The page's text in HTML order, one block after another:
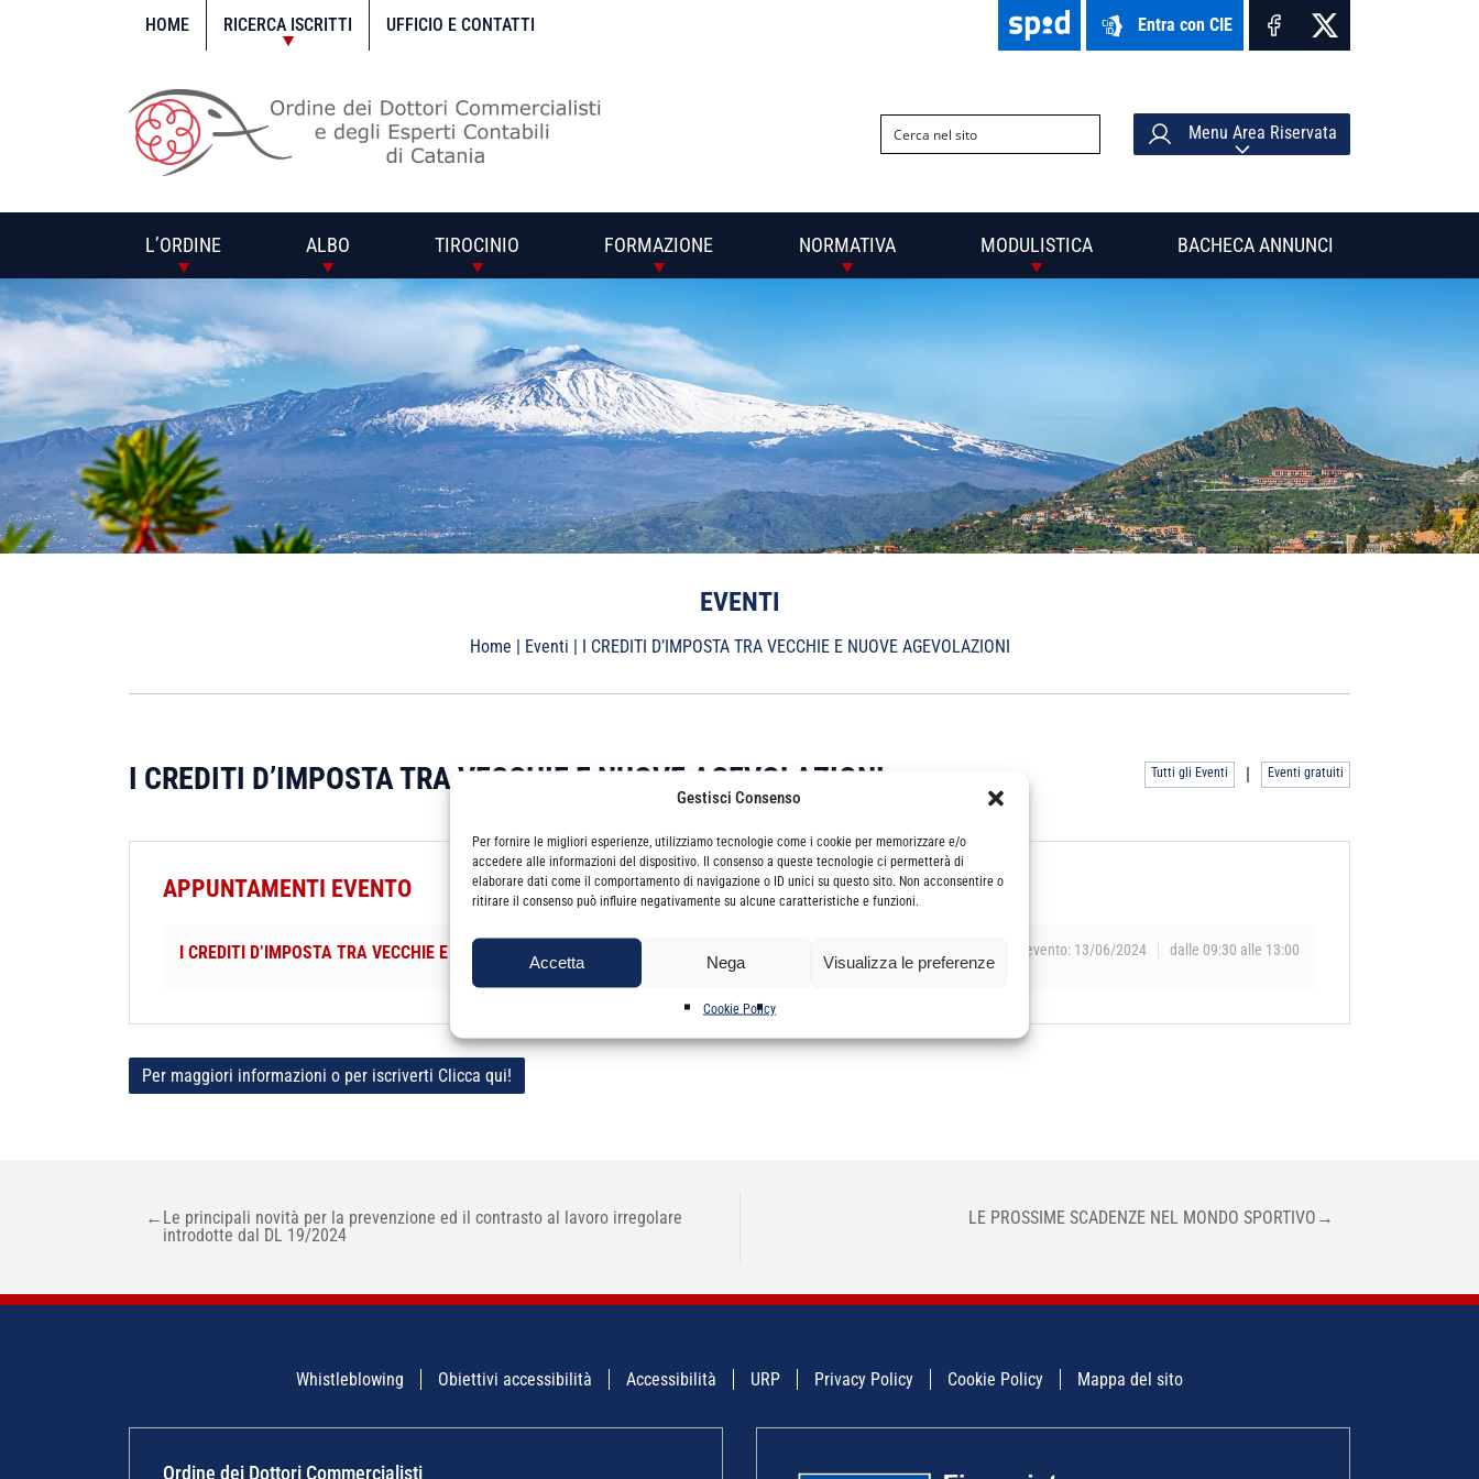
Gestisci Consenso
Per fornire le migliori esperienze, utilizziamo tecnologie come i cookie per memorizzare e/o
accedere alle informazioni del dispositivo. Il consenso a queste tecnologie ci permetterà di
elaborare dati come il comportamento di navigazione o ID unici su questo sito. Non acconsentire o
ritirare il consenso può influire negativamente su alcune caratteristiche e funzioni.
Accetta Nega Visualizza le preferenze
Cookie Policy
HOME RICERCA ISCRITTI UFFICIO E CONTATTI Entra con CIE
Menu Area Riservata
L’ORDINE ALBO TIROCINIO FORMAZIONE NORMATIVA MODULISTICA BACHECA ANNUNCI
EVENTI
Home | Eventi | I CREDITI D’IMPOSTA TRA VECCHIE E NUOVE AGEVOLAZIONI
I CREDITI D’IMPOSTA TRA VECCHIE E NUOVE AGEVOLAZIONI Tutti gli Eventi Eventi gratuiti
APPUNTAMENTI EVENTO
I CREDITI D’IMPOSTA TRA VECCHIE E NUOVE AGEVOLAZIONI Data evento: 13/06/2024 dalle 09:30 alle 13:00
Per maggiori informazioni o per iscriverti Clicca qui!
← Le principali novità per la prevenzione ed il contrasto al lavoro irregolare
introdotte dal DL 19/2024
LE PROSSIME SCADENZE NEL MONDO SPORTIVO →
Whistleblowing Obiettivi accessibilità Accessibilità URP Privacy Policy Cookie Policy Mappa del sito
Ordine dei Dottori Commercialisti